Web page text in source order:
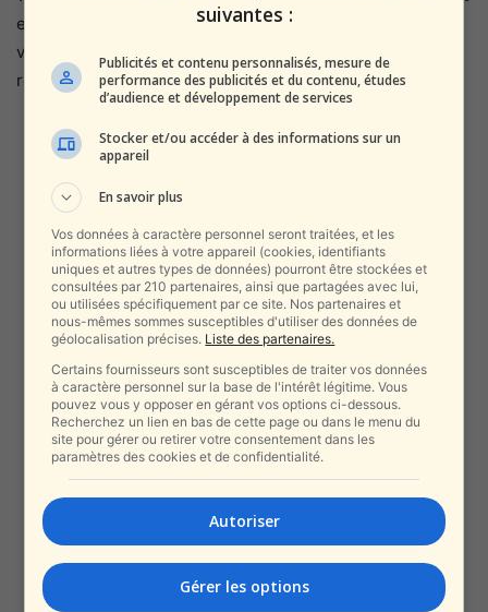
en cours par l’intermédiaire de retenues sur les
versements actuels des prestations sociales. Le tribunal
rendra sa décision le 15 mars prochain.
suivantes :
Publicités et contenu personnalisés, mesure de
performance des publicités et du contenu, études
d’audience et développement de services
Stocker et/ou accéder à des informations sur un
appareil
En savoir plus
Vos données à caractère personnel seront traitées, et les
informations liées à votre appareil (cookies, identifiants
uniques et autres types de données) pourront être stockées et
consultées par 210 partenaires, ainsi que partagées avec lui,
ou utilisées spécifiquement par ce site. Nos partenaires et
nous-mêmes sommes susceptibles d'utiliser des données de
géolocalisation précises. Liste des partenaires.
Certains fournisseurs sont susceptibles de traiter vos données
à caractère personnel sur la base de l'intérêt légitime. Vous
pouvez vous y opposer en gérant vos options ci-dessous.
Recherchez un lien en bas de cette page ou dans le menu du
site pour gérer ou retirer votre consentement dans les
paramètres des cookies et de confidentialité.
Autoriser
Gérer les options